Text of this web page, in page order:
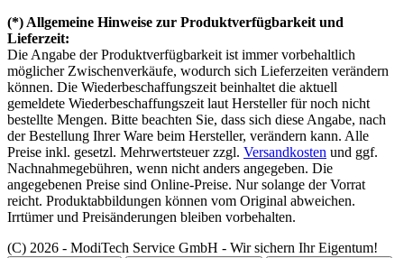
(*) Allgemeine Hinweise zur Produktverfügbarkeit und
Lieferzeit:
Die Angabe der Produktverfügbarkeit ist immer vorbehaltlich
möglicher Zwischenverkäufe, wodurch sich Lieferzeiten verändern
können. Die Wiederbeschaffungszeit beinhaltet die aktuell
gemeldete Wiederbeschaffungszeit laut Hersteller für noch nicht
bestellte Mengen. Bitte beachten Sie, dass sich diese Angabe, nach
der Bestellung Ihrer Ware beim Hersteller, verändern kann. Alle
Preise inkl. gesetzl. Mehrwertsteuer zzgl. Versandkosten und ggf.
Nachnahmegebühren, wenn nicht anders angegeben. Die
angegebenen Preise sind Online-Preise. Nur solange der Vorrat
reicht. Produktabbildungen können vom Original abweichen.
Irrtümer und Preisänderungen bleiben vorbehalten.
(C) 2026 - ModiTech Service GmbH - Wir sichern Ihr Eigentum!